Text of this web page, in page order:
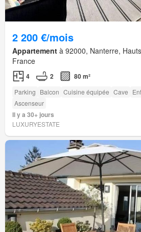
2 200 €/mois
Appartement à 92000, Nanterre,
France
4 2 80 m²
Parking Balcon Cuisine équipée Cave
Ascenseur
Il y a 30+ jours
LUXURYESTATE